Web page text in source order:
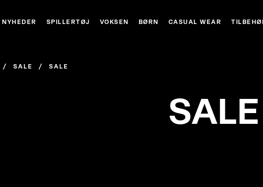
NYHEDER SPILLERTØJ VOKSEN BØRN CASUAL WEAR
/ SALE / SALE
SALE